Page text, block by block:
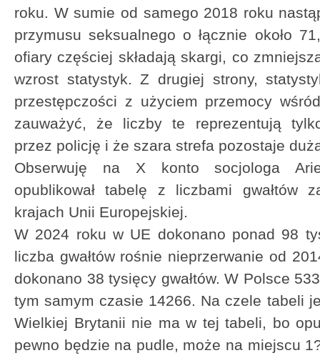
roku. W sumie od samego 2018 roku
przymusu seksualnego o łącznie około
ofiary częściej składają skargi, co
wzrost statystyk. Z drugiej strony,
przestępczości z użyciem przemocy
zauważyć, że liczby te reprezentują
przez policję i że szara strefa pozostaje
Obserwuję na X konto socjologa
opublikował tabelę z liczbami gwałtów
krajach Unii Europejskiej.
W 2024 roku w UE dokonano ponad 98
liczba gwałtów rośnie nieprzerwanie od
dokonano 38 tysięcy gwałtów. W Polsce
tym samym czasie 14266. Na czele tabeli
Wielkiej Brytanii nie ma w tej tabeli, bo
pewno będzie na pudle, może na miejscu